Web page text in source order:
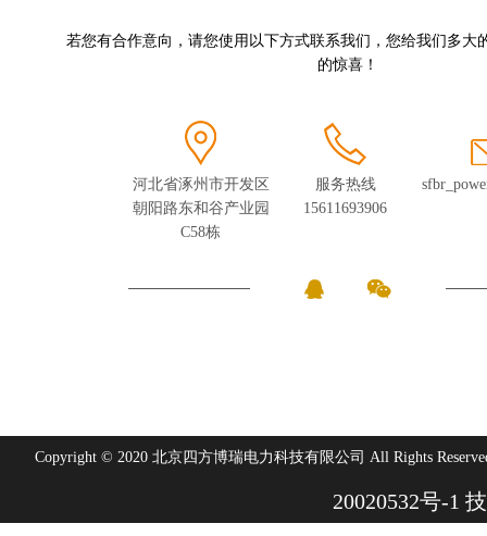
若您有合作意向，请您使用以下方式联系我们，您给我们多大
的惊喜！
河北省涿州市开发区
朝阳路东和谷产业园
C58栋
服务热线
15611693906
Copyright © 2020 北京四方博瑞电力科技有限公司 All Rights
20020532号-1